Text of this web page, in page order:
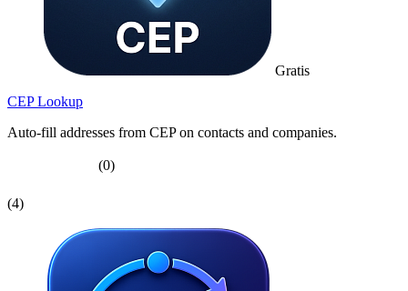
Gratis
CEP Lookup
Auto-fill addresses from CEP on contacts and companies.
(0)
(4)